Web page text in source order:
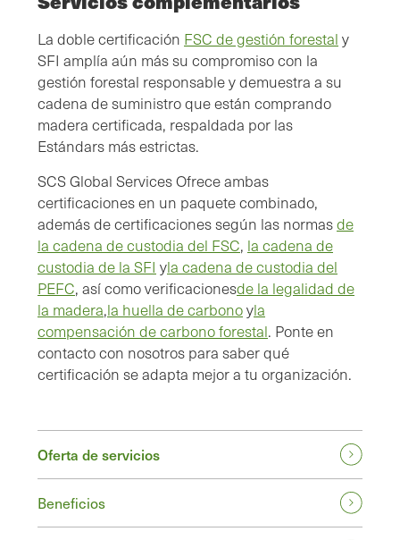
La doble certificación FSC de gestión forestal y
SFI amplía aún más su compromiso con la
gestión forestal responsable y demuestra a su
cadena de suministro que están comprando
madera certificada, respaldada por las
Estándars más estrictas.
SCS Global Services Ofrece ambas
certificaciones en un paquete combinado,
además de certificaciones según las normasde
la cadena de custodia del FSC, la cadena de
custodia de la SFI yla cadena de custodia del
PEFC, así como verificacionesde la legalidad de
la madera,la huella de carbonoyla
compensación de carbono forestal. Ponte en
contacto con nosotros para saber qué
certificación se adapta mejor a tu organización.
Oferta de servicios
Beneficios